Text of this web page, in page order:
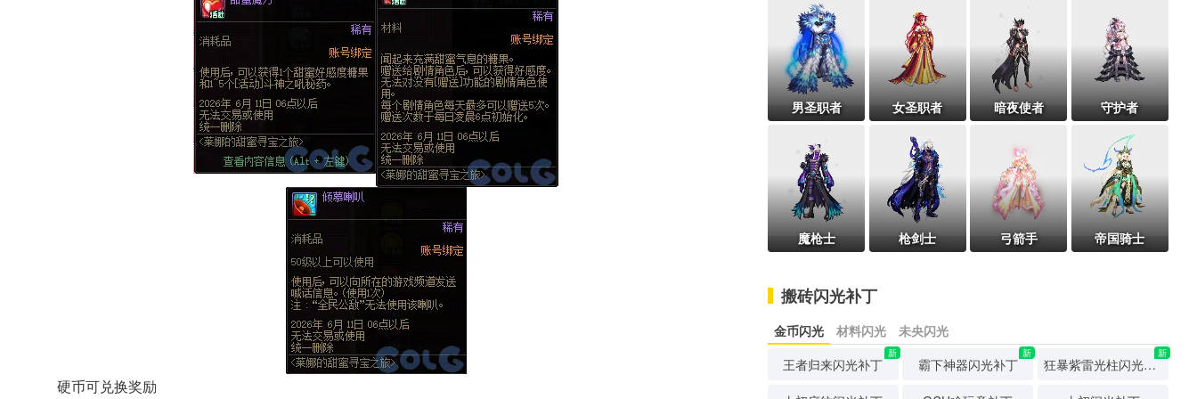
硬币可兑换奖励
男圣职者 女圣职者 暗夜使者 守护者
魔枪士 枪剑士 弓箭手 帝国骑士
搬砖闪光补丁
金币闪光 材料闪光
未央闪光
王者归来闪光补丁
新
霸下神器闪光补丁
新
狂暴紫雷光柱闪光补丁
新